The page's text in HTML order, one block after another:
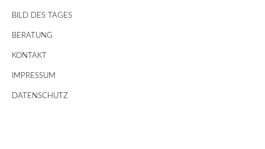
BILD DES TAGES
BERATUNG
KONTAKT
IMPRESSUM
DATENSCHUTZ